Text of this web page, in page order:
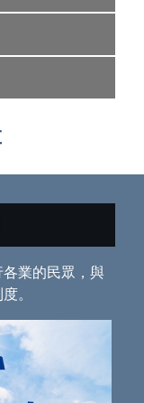
業的民眾，與
。